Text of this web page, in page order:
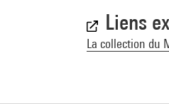
Liens
La collection du